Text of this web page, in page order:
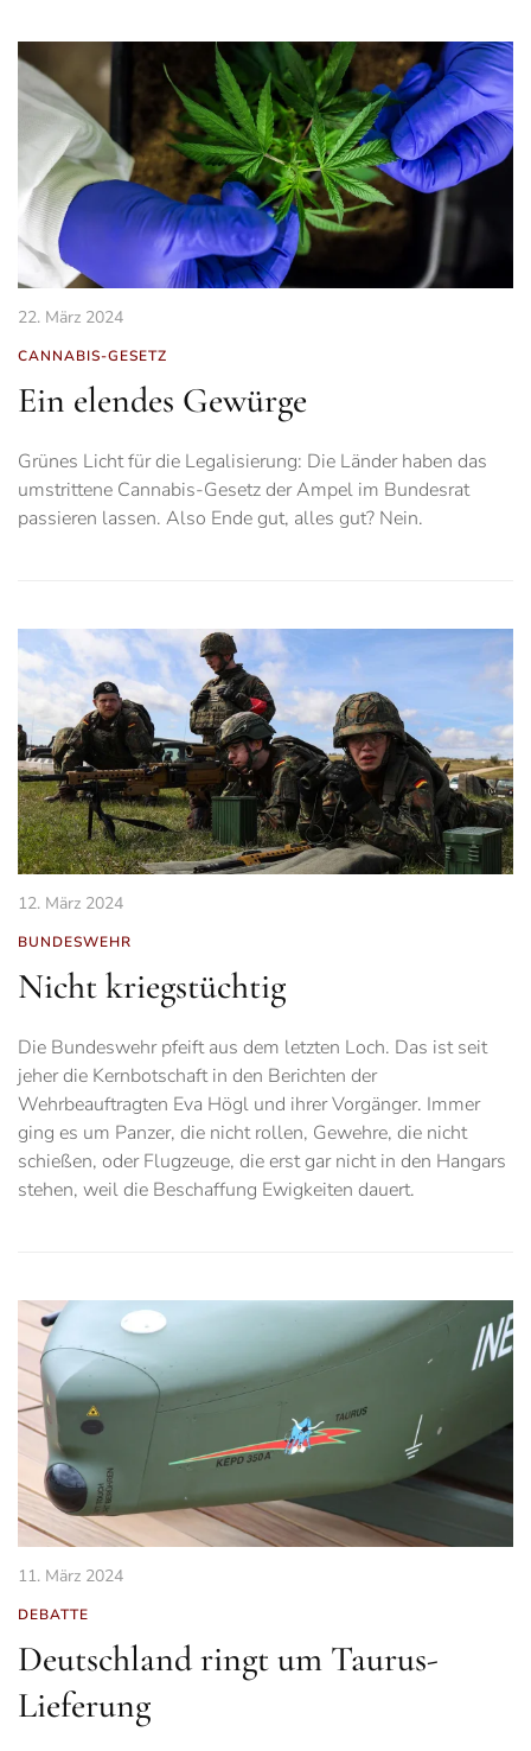
22. März 2024
CANNABIS-GESETZ
Ein elendes Gewürge
Grünes Licht für die Legalisierung: Die Länder haben das
umstrittene Cannabis-Gesetz der Ampel im Bundesrat
passieren lassen. Also Ende gut, alles gut? Nein.
12. März 2024
BUNDESWEHR
Nicht kriegstüchtig
Die Bundeswehr pfeift aus dem letzten Loch. Das ist seit
jeher die Kernbotschaft in den Berichten der
Wehrbeauftragten Eva Högl und ihrer Vorgänger. Immer
ging es um Panzer, die nicht rollen, Gewehre, die nicht
schießen, oder Flugzeuge, die erst gar nicht in den Hangars
stehen, weil die Beschaffung Ewigkeiten dauert.
11. März 2024
DEBATTE
Deutschland ringt um Taurus-
Lieferung